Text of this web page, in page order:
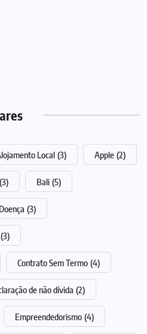
Local (3) Apple (2)
(3) Bali (5)
(3)
(3)
Contrato Sem Termo (4)
de não dívida (2)
Empreendedorismo (4)